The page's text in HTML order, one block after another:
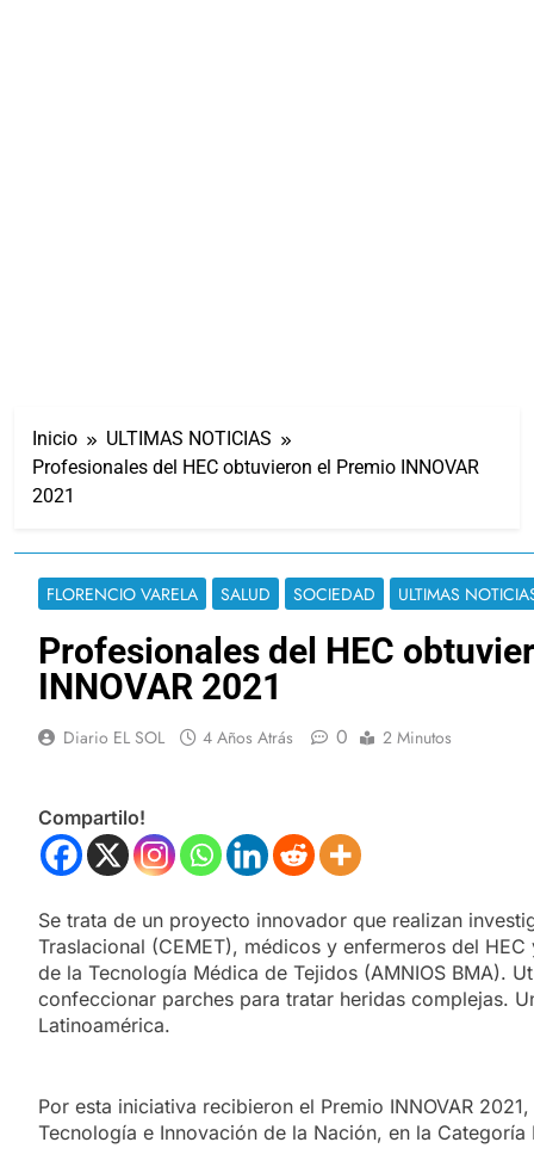
Inicio
ULTIMAS NOTICIAS
Profesionales del HEC obtuvieron el Premio INNOVAR
2021
FLORENCIO VARELA SALUD SOCIEDAD ULTIMAS
Profesionales del HEC
INNOVAR 2021
Diario EL SOL 4 Años Atrás 0 2 Minutos
Compartilo!
Se trata de un proyecto innovador que realizan
Traslacional (CEMET), médicos y enfermeros del
de la Tecnología Médica de Tejidos (AMNIOS BMA).
confeccionar parches para tratar heridas complejas.
Latinoamérica.
Por esta iniciativa recibieron el Premio INNOVAR
Tecnología e Innovación de la Nación, en la Categoría